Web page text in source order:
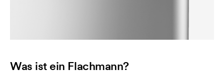
Was ist ein Flachmann?